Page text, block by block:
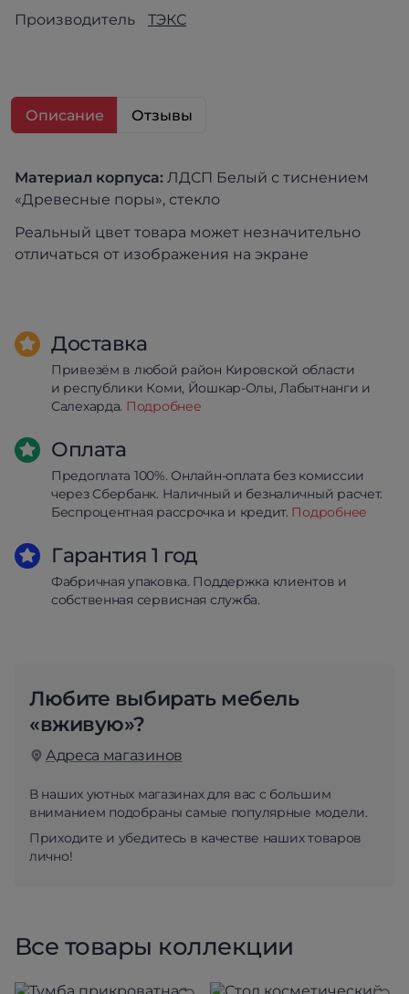
Производитель
ТЭКС
Описание Отзывы
Материал корпуса: ЛДСП Белый с тиснением
«Древесные поры», стекло
Реальный цвет товара может незначительно
отличаться от изображения на экране
Доставка
Привезём в любой район Кировской области
и республики Коми, Йошкар-Олы, Лабытнанги и
Салехарда. Подробнее
Оплата
Предоплата 100%. Онлайн-оплата без комиссии
через Сбербанк. Наличный и безналичный расчет.
Беспроцентная рассрочка и кредит. Подробнее
Гарантия 1 год
Фабричная упаковка. Поддержка клиентов и
собственная сервисная служба.
Любите выбирать мебель
«вживую»?
Адреса магазинов
В наших уютных магазинах для вас с большим
вниманием подобраны самые популярные модели.
Приходите и убедитесь в качестве наших товаров
лично!
Все товары коллекции